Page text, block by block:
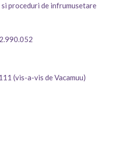
proceduri de infrumusetare
(vis-a-vis de Vacamuu)